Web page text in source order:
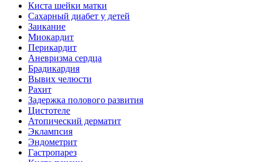
Киста шейки матки
Сахарный диабет у детей
Заикание
Миокардит
Перикардит
Аневризма сердца
Брадикардия
Вывих челюсти
Рахит
Задержка полового развития
Цистотеле
Атопический дерматит
Эклампсия
Эндометрит
Гастропарез